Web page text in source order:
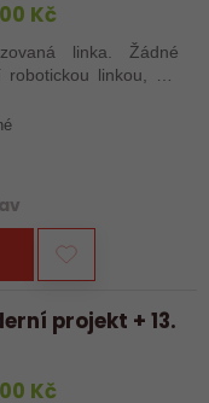
Kč
linka. Žádné
projekt + 13.
Kč